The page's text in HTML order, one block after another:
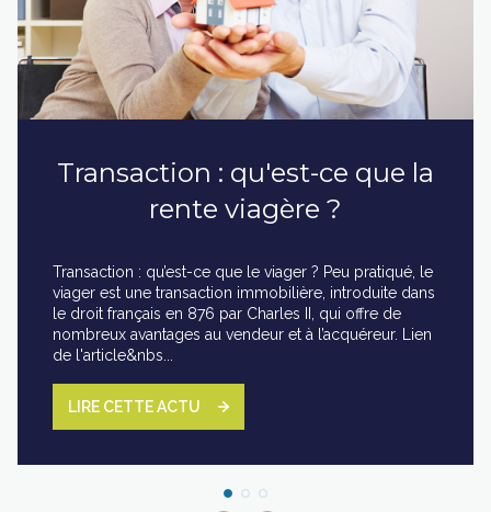
Transaction : qu'est-ce que la
rente viagère ?
Transaction : qu’est-ce que le viager ? Peu pratiqué, le
viager est une transaction immobilière, introduite dans
le droit français en 876 par Charles II, qui offre de
nombreux avantages au vendeur et à l’acquéreur. Lien
de l'article&nbs...
LIRE CETTE ACTU